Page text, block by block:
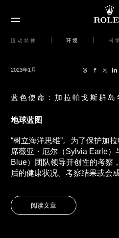
恒动精神 环境 科
2023年1月
蓝色使命：加拉帕戈斯群
地球蓝图
“树立海洋思维”。为了保护加
席薇亚・厄尔（Sylvia Earle）
Blue）团队领导开创性的考察
后的健康状况。考察结果或会
阅读文章